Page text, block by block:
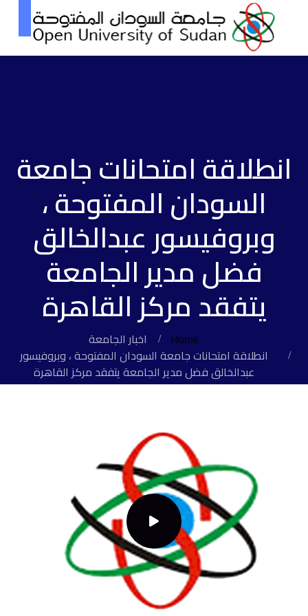
انطلاقة امتحانات جامعة
السودان المفتوحة ،
وبروفيسور عبدالخالق
فضل مدير الجامعة
يتفقد مركز القاهرة
Home
اخبار الجامعة
انطلاقة امتحانات جامعة السودان المفتوحة ، وبروفيسور
عبدالخالق فضل مدير الجامعة يتفقد مركز القاهرة